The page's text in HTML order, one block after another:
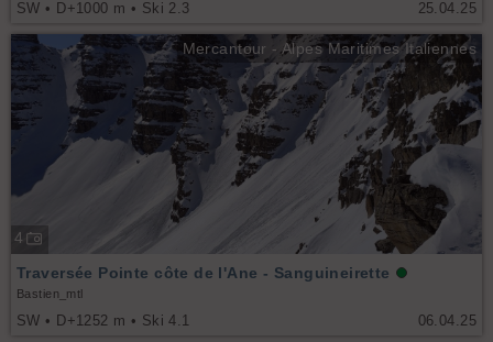
25.04.25
SW • D+1000 m • Ski 2.3
Mercantour - Alpes Maritimes Italiennes
4
06.04.25
Traversée Pointe côte de l'Ane - Sanguineirette
Bastien_mtl
SW • D+1252 m • Ski 4.1